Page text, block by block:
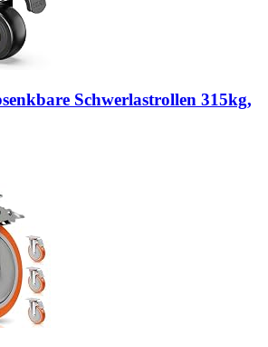
Schwerlastrollen 315kg,